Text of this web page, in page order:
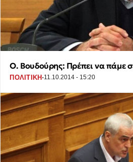
Ο. Βουδούρης: Πρέπει να πάμε
ΠΟΛΙΤΙΚΗ·11.10.2014 - 15:20